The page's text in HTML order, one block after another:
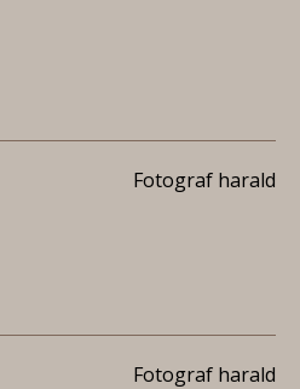
Fotograf harald
Fotograf harald